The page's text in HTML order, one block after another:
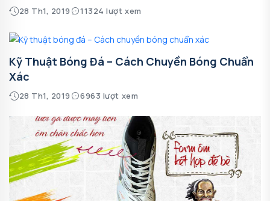
28 Th1, 2019 11324 lượt xem
Kỹ Thuật Bóng Đá – Cách Chuyền Bóng Chuẩn
Xác
28 Th1, 2019 6963 lượt xem